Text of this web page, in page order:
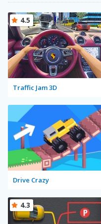
Traffic Jam 3D
4.5
Drive Crazy
4.3